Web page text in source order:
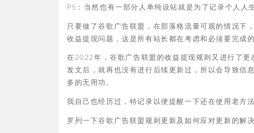
PS：当然也有一部分人单纯设站就是为了记录个人人
只要做了谷歌广告联盟，在部落格流量可观的情况下
收益提现问题，这是所有站长都在考虑和必须要完成的
在2022年，谷歌广告联盟的收益提现规则又进行了
发文后，就再也没有进行后续更新过，所以会导致信
多的无用功。
我自己也经历过，特记录以便提醒一下还在使用老方
罗列一下谷歌广告联盟规则更新及如何应对更新的解决